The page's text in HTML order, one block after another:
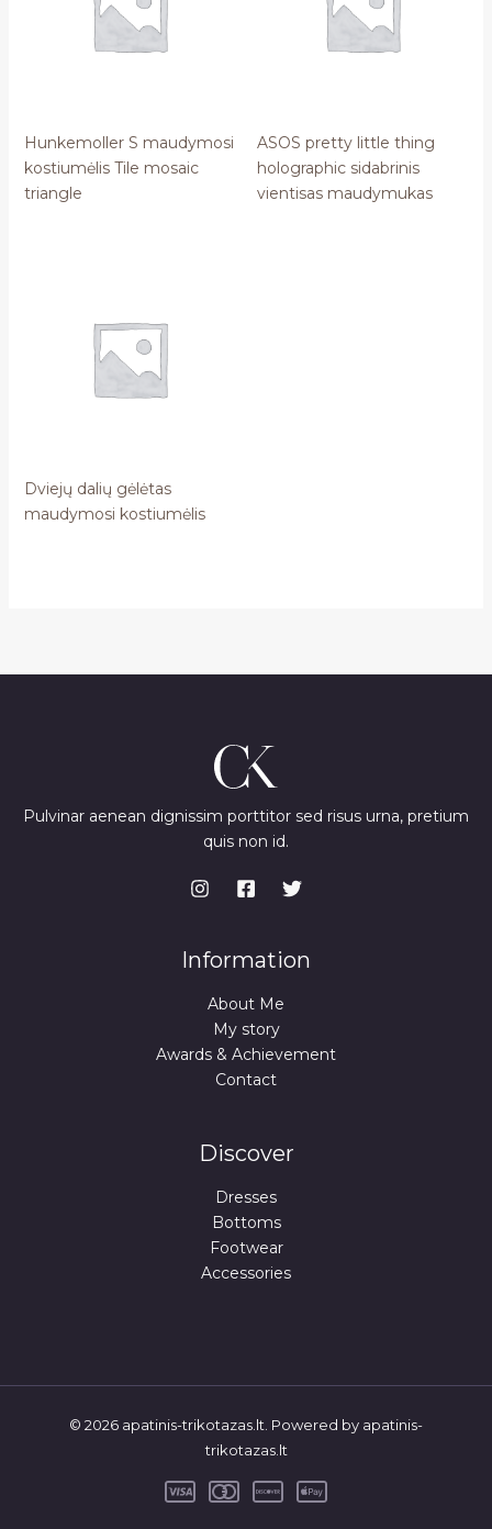
Hunkemoller S maudymosi
kostiumėlis Tile mosaic
triangle
ASOS pretty little thing
holographic sidabrinis
vientisas maudymukas
Dviejų dalių gėlėtas
maudymosi kostiumėlis
Pulvinar aenean dignissim porttitor sed risus urna, pretium
quis non id.
Information
About Me
My story
Awards & Achievement
Contact
Discover
Dresses
Bottoms
Footwear
Accessories
© 2026 apatinis-trikotazas.lt. Powered by apatinis-
trikotazas.lt